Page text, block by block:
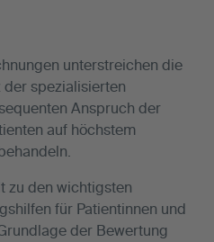
unterstreichen die
der spezialisierten
Anspruch der
auf höchstem
zu den wichtigsten
für Patientinnen und
der Bewertung